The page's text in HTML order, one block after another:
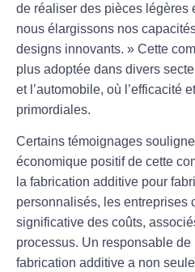
de réaliser des pièces légères
nous élargissons nos
designs innovants. » Cette
plus adoptée dans divers
et l’automobile, où l’efficacité
primordiales.
Certains témoignages
économique positif de cette
la fabrication additive pour
personnalisés, les entreprises
significative des coûts,
processus. Un responsable
fabrication additive a non